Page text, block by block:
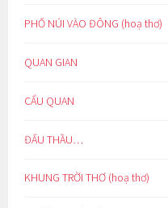
PHỐ NÚI VÀO ĐÔNG (hoạ thơ)
QUAN GIAN
CẨU QUAN
ĐẤU THẦU…
KHUNG TRỜI THƠ (hoạ thơ)